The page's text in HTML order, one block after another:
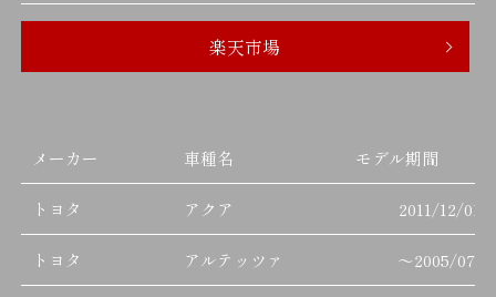
楽天市場
メーカー 車種名 モデル期間
トヨタ アクア 2011/12/01
トヨタ アルテッツァ ～2005/07/